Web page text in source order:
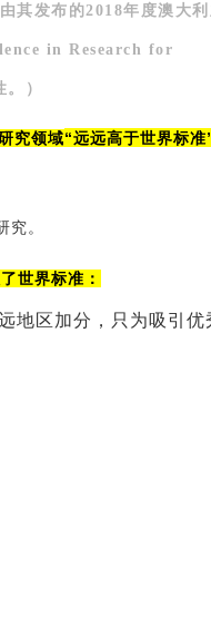
其发布的2018年度澳大
in Research for
）
究领域“远远高于世界标准
。
世界标准：